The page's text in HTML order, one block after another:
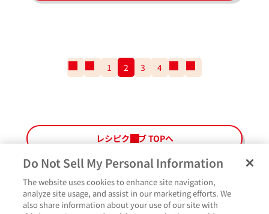
番
ペ
ー
ジ
の
1 2 3 4
の
番
ペ
ー
レシピクラブ TOPへ
ペ
ー
ジ
よくあるご質問 ご利用規約Glicoメンバーズ会員規約プライバシーポリシー
サイトマップお問い合わせCookie設定Glicoホームページ
Do Not Sell My Personal Information
The website uses cookies to enhance site navigation,
analyze site usage, and assist in our marketing efforts. We
also share information about your use of our site with